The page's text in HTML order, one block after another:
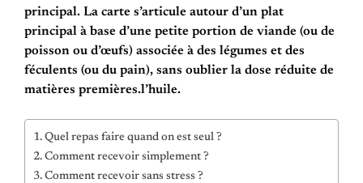
principal. La carte s’articule autour d’un plat
principal à base d’une petite portion de viande (ou de
poisson ou d’œufs) associée à des légumes et des
féculents (ou du pain), sans oublier la dose réduite de
matières premières.l’huile.
Quel repas faire quand on est seul ?
Comment recevoir simplement ?
Comment recevoir sans stress ?